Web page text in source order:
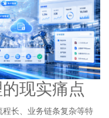
现实痛点
长、业务链条复杂等特